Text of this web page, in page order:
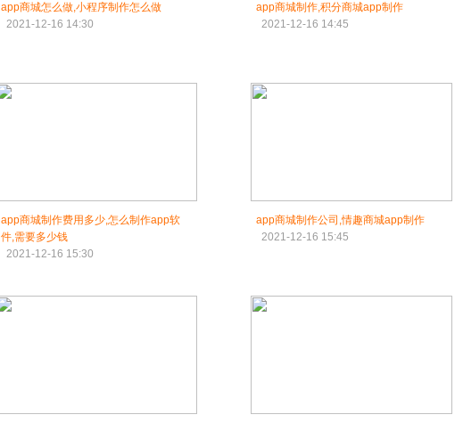
app商城怎么做,小程序制作怎么做
2021-12-16 14:30
app商城制作,积分商城app制作
2021-12-16 14:45
app商城制作费用多少,怎么制作app软
件,需要多少钱
2021-12-16 15:30
app商城制作公司,情趣商城app制作
2021-12-16 15:45